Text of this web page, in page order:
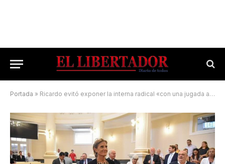
Portada » Ricardo evitó exponer la interna radical «con una jugada audaz»